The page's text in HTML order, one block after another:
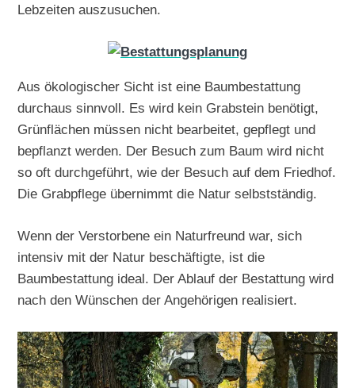
Lebzeiten auszusuchen.
Aus ökologischer Sicht ist eine Baumbestattung
durchaus sinnvoll. Es wird kein Grabstein benötigt,
Grünflächen müssen nicht bearbeitet, gepflegt und
bepflanzt werden. Der Besuch zum Baum wird nicht
so oft durchgeführt, wie der Besuch auf dem Friedhof.
Die Grabpflege übernimmt die Natur selbstständig.
Wenn der Verstorbene ein Naturfreund war, sich
intensiv mit der Natur beschäftigte, ist die
Baumbestattung ideal. Der Ablauf der Bestattung wird
nach den Wünschen der Angehörigen realisiert.